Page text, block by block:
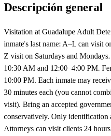
Descripción general
Visitation at Guadalupe Adult
inmate's last name: A–L can visit
Z visit on Saturdays and
10:30 AM and 12:00–4:00 PM.
10:00 PM. Each inmate may
30 minutes each (you cannot
visit). Bring an accepted
conservatively. Only identification
Attorneys can visit clients 24